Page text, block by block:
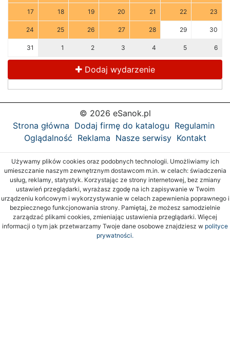
17 18 19 20 21 22 23
24 25 26 27 28 29 30
31 1 2 3 4 5 6
Dodaj wydarzenie
© 2026 eSanok.pl
Strona główna Dodaj firmę do katalogu Regulamin
Oglądalność Reklama Nasze serwisy Kontakt
Używamy plików cookies oraz podobnych technologii. Umożliwiamy ich
umieszczanie naszym zewnętrznym dostawcom m.in. w celach: świadczenia
usług, reklamy, statystyk. Korzystając ze strony internetowej, bez zmiany
ustawień przeglądarki, wyrażasz zgodę na ich zapisywanie w Twoim
urządzeniu końcowym i wykorzystywanie w celach zapewnienia poprawnego i
bezpiecznego funkcjonowania strony. Pamiętaj, że możesz samodzielnie
zarządzać plikami cookies, zmieniając ustawienia przeglądarki. Więcej
informacji o tym jak przetwarzamy Twoje dane osobowe znajdziesz w polityce
prywatności.